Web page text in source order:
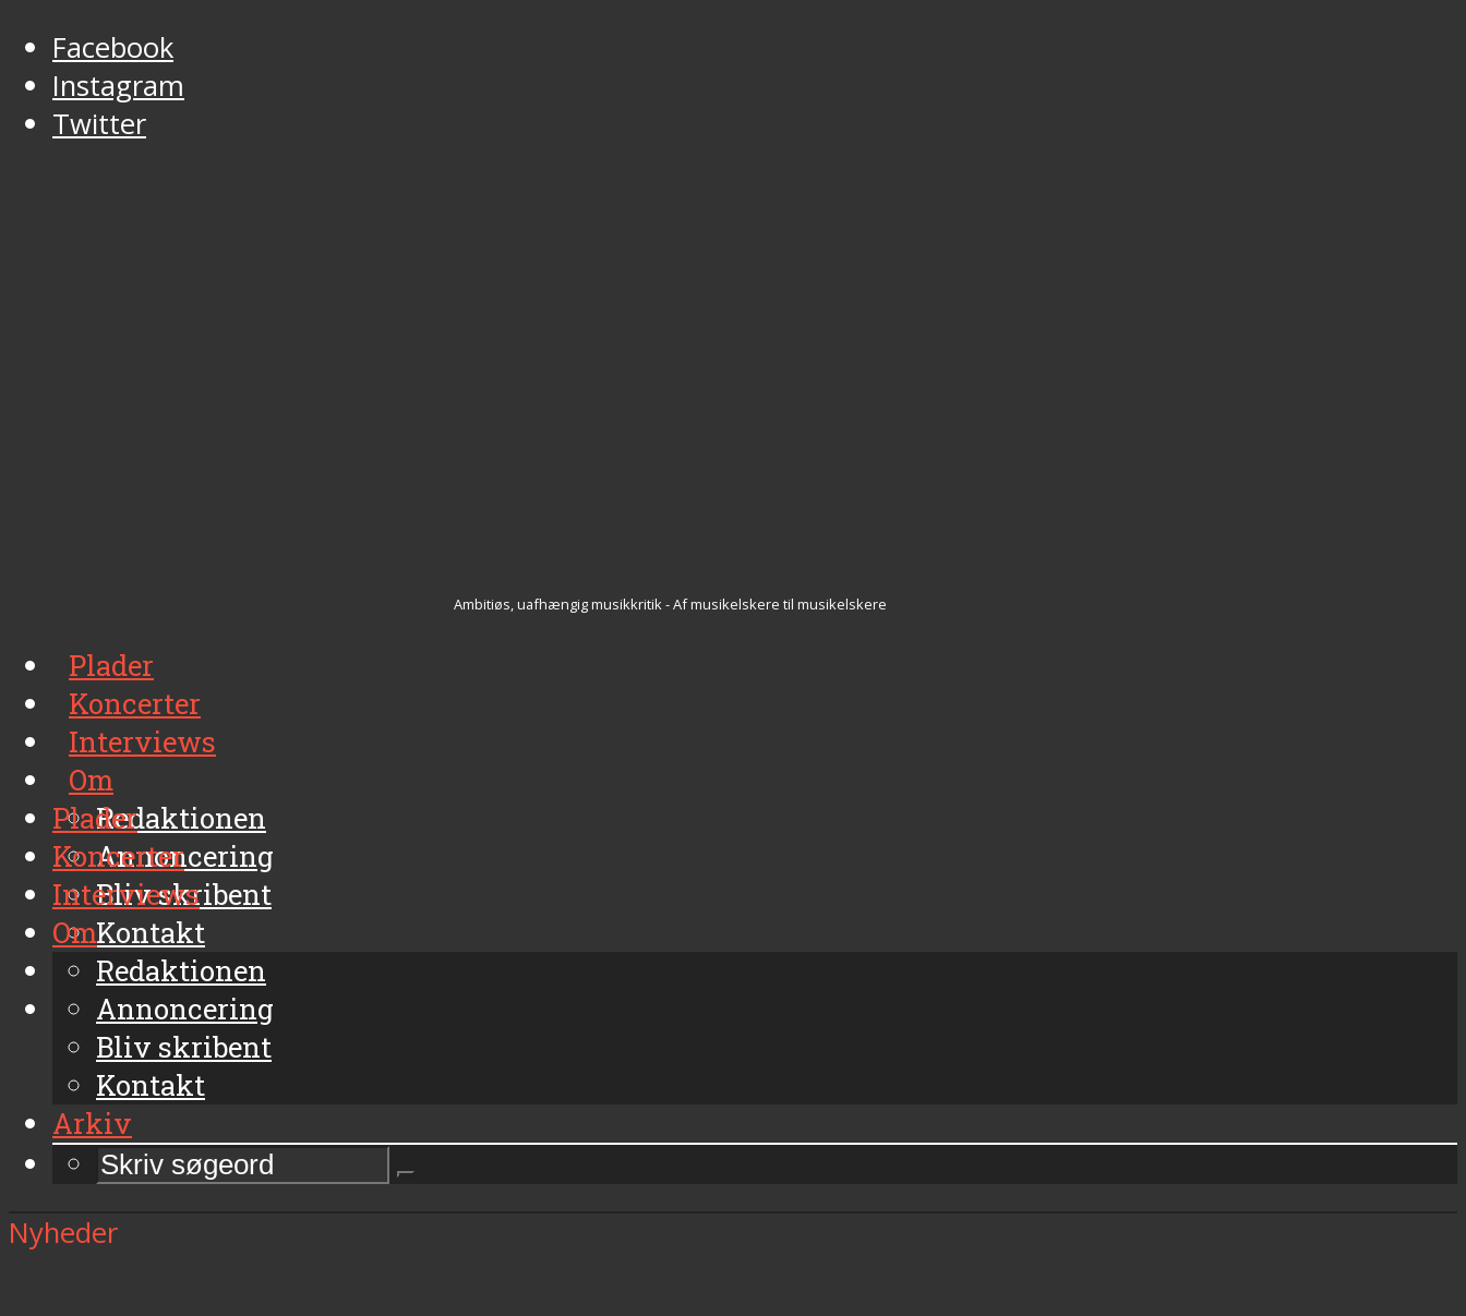
Facebook
Instagram
Twitter
Ambitiøs, uafhængig musikkritik - Af musikelskere til musikelskere
Plader
Koncerter
Interviews
Om
Redaktionen
Annoncering
Bliv skribent
Kontakt
Arkiv
Plader
Koncerter
Interviews
Om
Redaktionen
Annoncering
Bliv skribent
Kontakt
Arkiv
Nyheder